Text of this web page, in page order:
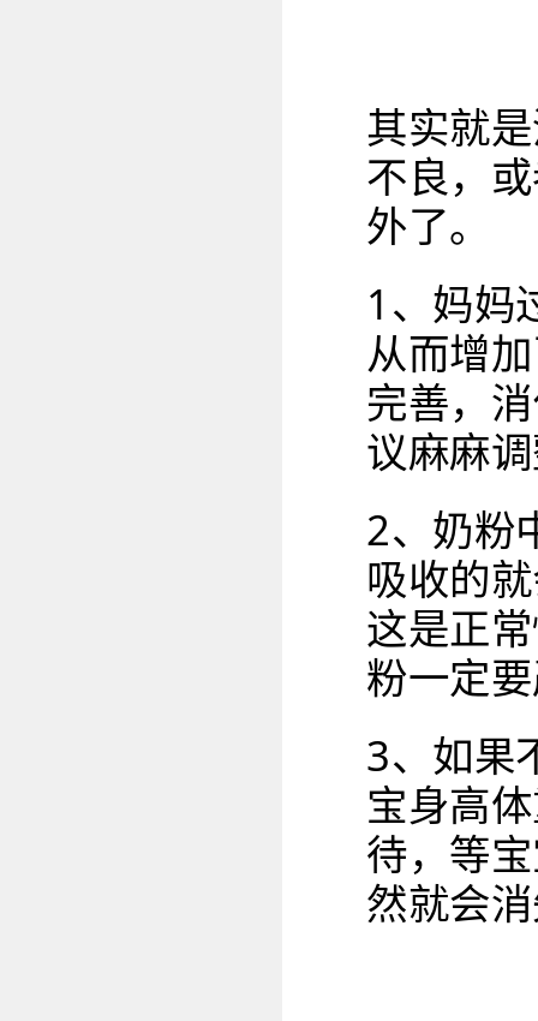
其实就
不良，
外了。
1、妈妈
从而增
完善，
议麻麻
2、奶粉
吸收的
这是正
粉一定
3、如果
宝身高
待，等
然就会